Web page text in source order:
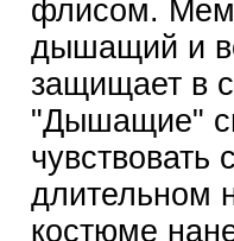
флисом.
дышащий и
защищает в
"Дышащие"
длительном
костюме